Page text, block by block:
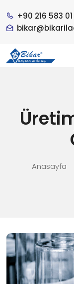
+90 216 583
Anasayfa